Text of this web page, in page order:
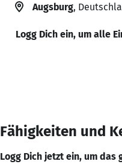
Augsburg,
Logg Dich ein, um alle
Fähigkeiten und
Logg Dich jetzt ein, um das